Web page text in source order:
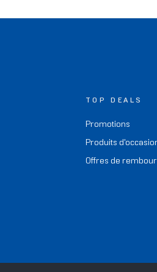
TOP DEALS
Promotions
Produits
Offres de